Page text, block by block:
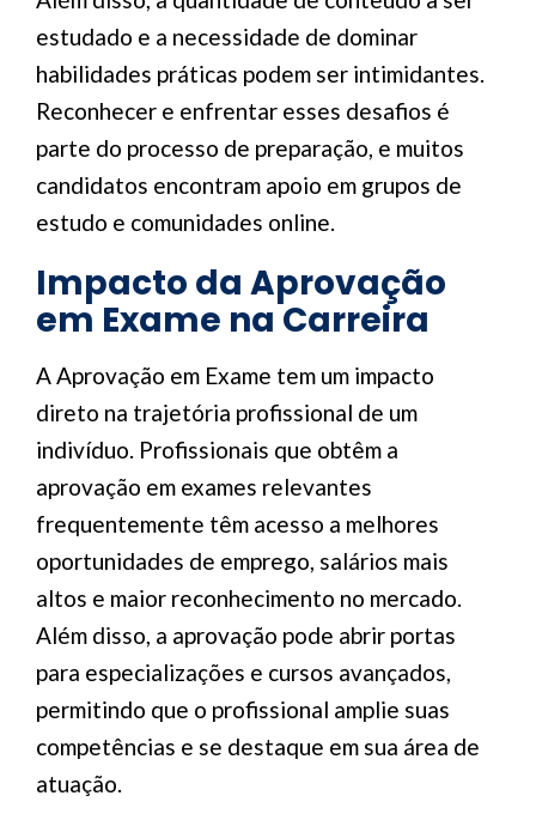
estudado e a necessidade de dominar
habilidades práticas podem ser intimidantes.
Reconhecer e enfrentar esses desafios é
parte do processo de preparação, e muitos
candidatos encontram apoio em grupos de
estudo e comunidades online.
Impacto da Aprovação
em Exame na Carreira
A Aprovação em Exame tem um impacto
direto na trajetória profissional de um
indivíduo. Profissionais que obtêm a
aprovação em exames relevantes
frequentemente têm acesso a melhores
oportunidades de emprego, salários mais
altos e maior reconhecimento no mercado.
Além disso, a aprovação pode abrir portas
para especializações e cursos avançados,
permitindo que o profissional amplie suas
competências e se destaque em sua área de
atuação.